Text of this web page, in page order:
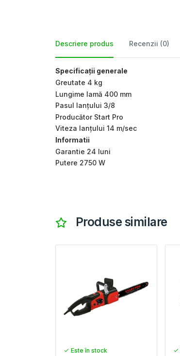
Descriere produs Recenzii (0)
Specificații generale
Greutate 4 kg
Lungime lamă 400 mm
Pasul lanţului 3/8
Producător Start Pro
Viteza lanţului 14 m/sec
Informatii
Garantie 24 luni
Putere 2750 W
Produse similare
Este în stock